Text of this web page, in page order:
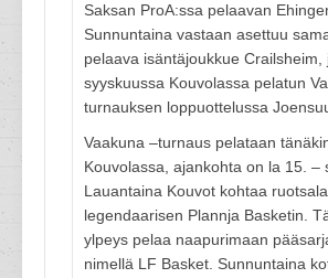
Saksan ProA:ssa pelaavan
Sunnuntaina vastaan asettuu
pelaava isäntäjoukkue Crailsheim,
syyskuussa Kouvolassa pelatun
turnauksen loppuottelussa
Vaakuna –turnaus pelataan
Kouvolassa, ajankohta on la 15. –
Lauantaina Kouvot kohtaa
legendaarisen Plannja Basketin.
ylpeys pelaa naapurimaan
nimellä LF Basket. Sunnuntaina